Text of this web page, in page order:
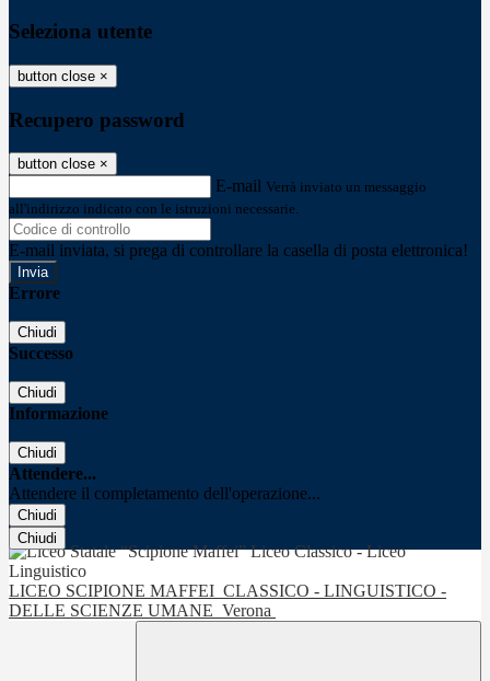
Seleziona utente
button close ×
Recupero password
button close ×
E-mail Verrà inviato un messaggio
all'indirizzo indicato con le istruzioni necessarie.
E-mail inviata, si prega di controllare la casella di posta elettronica!
Errore
Chiudi
Successo
Chiudi
Informazione
Chiudi
Attendere...
Attendere il completamento dell'operazione...
Chiudi
Chiudi
LICEO SCIPIONE MAFFEI CLASSICO - LINGUISTICO -
DELLE SCIENZE UMANE Verona